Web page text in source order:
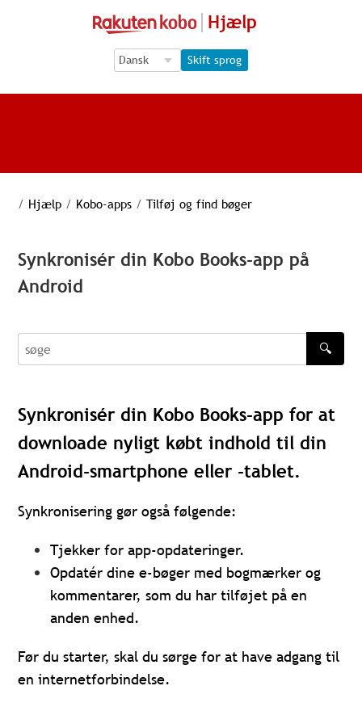
Hjælp
Language Selection
Language Selection
Skift sprog
/ Hjælp / Kobo-apps / Tilføj og find bøger
Synkronisér din Kobo Books-app på
Android
søge
🔍
Synkronisér din Kobo Books-app for at
downloade nyligt købt indhold til din
Android-smartphone eller -tablet.
Synkronisering gør også følgende:
Tjekker for app-opdateringer.
Opdatér dine e-bøger med bogmærker og
kommentarer, som du har tilføjet på en
anden enhed.
Før du starter, skal du sørge for at have adgang til
en internetforbindelse.